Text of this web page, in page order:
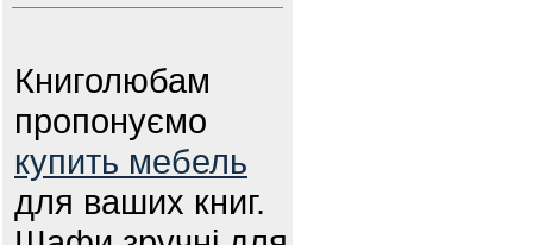
Книголюбам
пропонуємо
купить мебель
для ваших книг.